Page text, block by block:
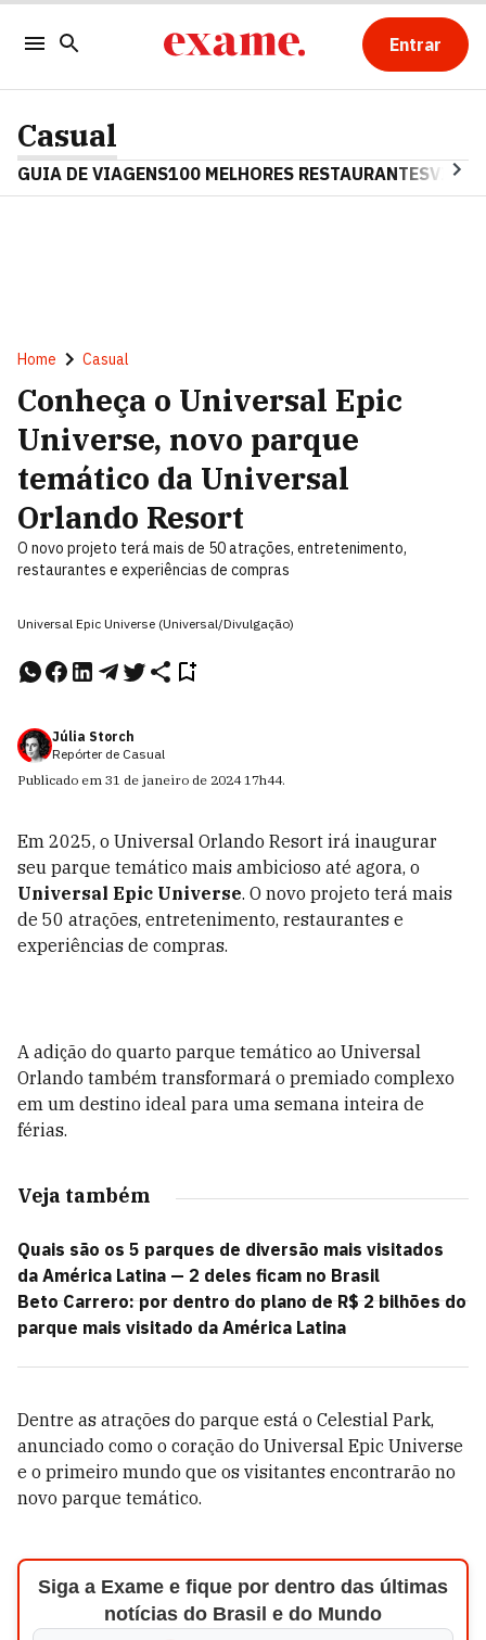
Entrar
Casual
GUIA DE VIAGENS100 MELHORES RESTAURANTES
Home Casual
Conheça o Universal Epic
Universe, novo parque
temático da Universal
Orlando Resort
O novo projeto terá mais de 50 atrações, entretenimento,
restaurantes e experiências de compras
Universal Epic Universe (Universal/Divulgação)
Júlia Storch
Repórter de Casual
Publicado em 31 de janeiro de 2024 17h44.
Em 2025, o Universal Orlando Resort irá inaugurar
seu parque temático mais ambicioso até agora, o
Universal Epic Universe. O novo projeto terá mais
de 50 atrações, entretenimento, restaurantes e
experiências de compras.
A adição do quarto parque temático ao Universal
Orlando também transformará o premiado complexo
em um destino ideal para uma semana inteira de
férias.
Veja também
Quais são os 5 parques de diversão mais visitados
da América Latina — 2 deles ficam no Brasil
Beto Carrero: por dentro do plano de R$ 2 bilhões do
parque mais visitado da América Latina
Dentre as atrações do parque está o Celestial Park,
anunciado como o coração do Universal Epic Universe
e o primeiro mundo que os visitantes encontrarão no
novo parque temático.
Siga a Exame e fique por dentro das últimas
notícias do Brasil e do Mundo